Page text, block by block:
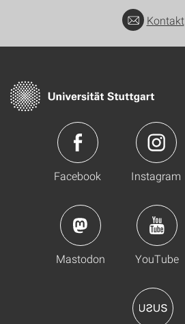
Kontakt
Facebook Instagram
Mastodon YouTube